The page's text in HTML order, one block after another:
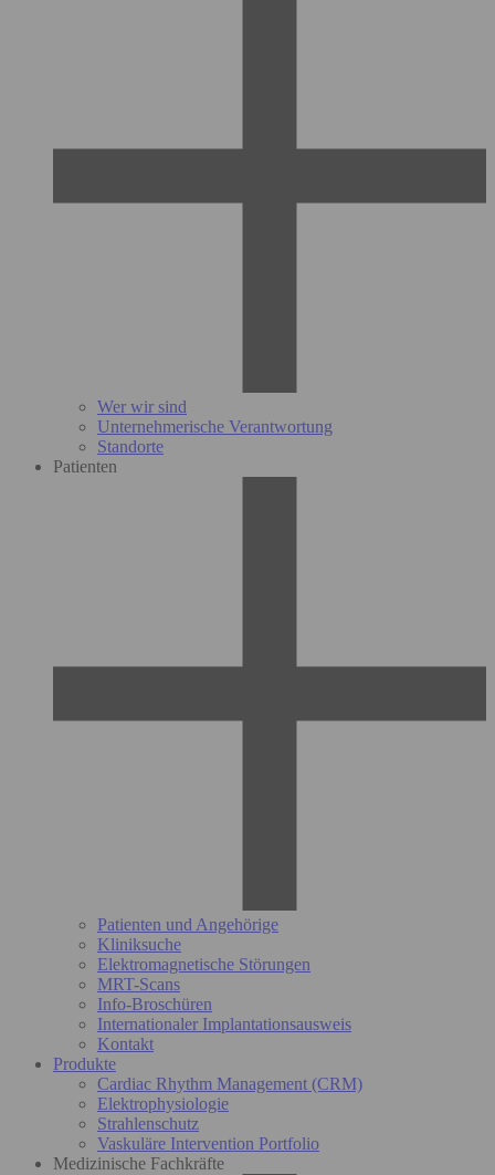
Wer wir sind
Unternehmerische Verantwortung
Standorte
Patienten
Patienten und Angehörige
Kliniksuche
Elektromagnetische Störungen
MRT-Scans
Info-Broschüren
Internationaler Implantationsausweis
Kontakt
Produkte
Cardiac Rhythm Management (CRM)
Elektrophysiologie
Strahlenschutz
Vaskuläre Intervention Portfolio
Medizinische Fachkräfte